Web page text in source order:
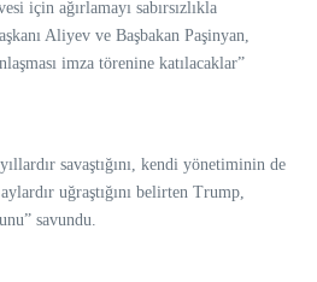
için ağırlamayı sabırsızlıkla
Aliyev ve Başbakan Paşinyan,
imza törenine katılacaklar”
savaştığını, kendi yönetiminin de
uğraştığını belirten Trump,
savundu.